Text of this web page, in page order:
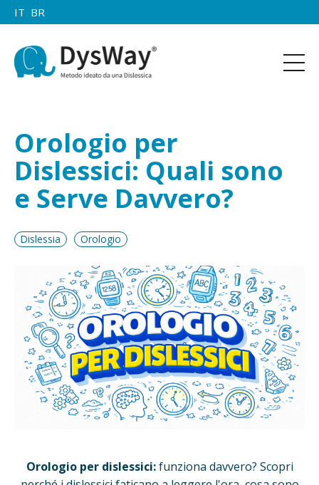
IT BR
Orologio per
Dislessici: Quali sono
e Serve Davvero?
Dislessia Orologio
Orologio per dislessici:funziona davvero? Scopri